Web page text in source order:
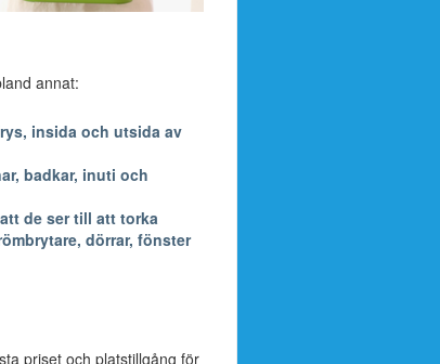
annat:
insida och utsida av
badkar, inuti och
de ser till att torka
dörrar, fönster
priset och platstillgång för